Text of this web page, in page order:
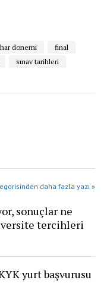
donemi
final
sınav tarihleri
daha fazla yazı »
sonuçlar ne
tercihleri
yurt başvurusu